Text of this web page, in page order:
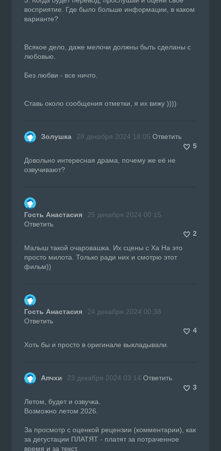
восприятие. Где было больше информации, в каком
варианте?
Всякое дело, даже мелочи должны быть сделаны с
любовью.
Без любви - все ничто.
Ставь около сообщения отметки, я их вижу ))))
Золушка 28 декабря 2024 18:05 Ответить
5
Довольно интересная драма, почему же её не
озвучивают?
Гость Анастасия
25 декабря 2024 00:15
Ответить
2
Малыш такой очаровашка. Их сцены с Ха На это
просто милота. Только ради них и смотрю этот
фильм))
Гость Анастасия
24 декабря 2024 00:38
Ответить
4
Хоть бы и просто в оригинале выкладывали.
Апчхи 23 декабря 2024 03:14 Ответить
3
Летом, будет и озвучка.
Возможно летом 2026.
За просмотр с оценкой рецензии (комментарии), как
за дегустации ПЛАТЯТ - платят за потраченное
время и за текст.